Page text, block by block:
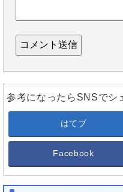
参考になったらSNSでシ
はてブ
Facebook